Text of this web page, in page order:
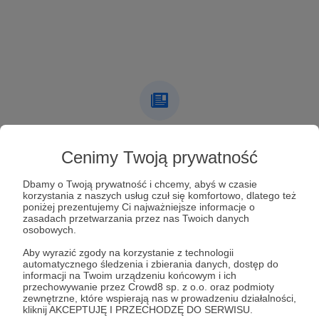
Cenimy Twoją prywatność
Dbamy o Twoją prywatność i chcemy, abyś w czasie
korzystania z naszych usług czuł się komfortowo, dlatego też
poniżej prezentujemy Ci najważniejsze informacje o
zasadach przetwarzania przez nas Twoich danych
osobowych.
Aby wyrazić zgody na korzystanie z technologii
automatycznego śledzenia i zbierania danych, dostęp do
informacji na Twoim urządzeniu końcowym i ich
przechowywanie przez Crowd8 sp. z o.o. oraz podmioty
zewnętrzne, które wspierają nas w prowadzeniu działalności,
kliknij AKCEPTUJĘ I PRZECHODZĘ DO SERWISU.
Autor nie dodał jeszcze żadnych postów